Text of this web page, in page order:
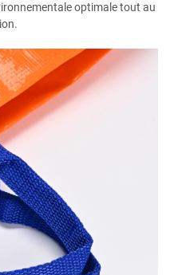
optimale tout au